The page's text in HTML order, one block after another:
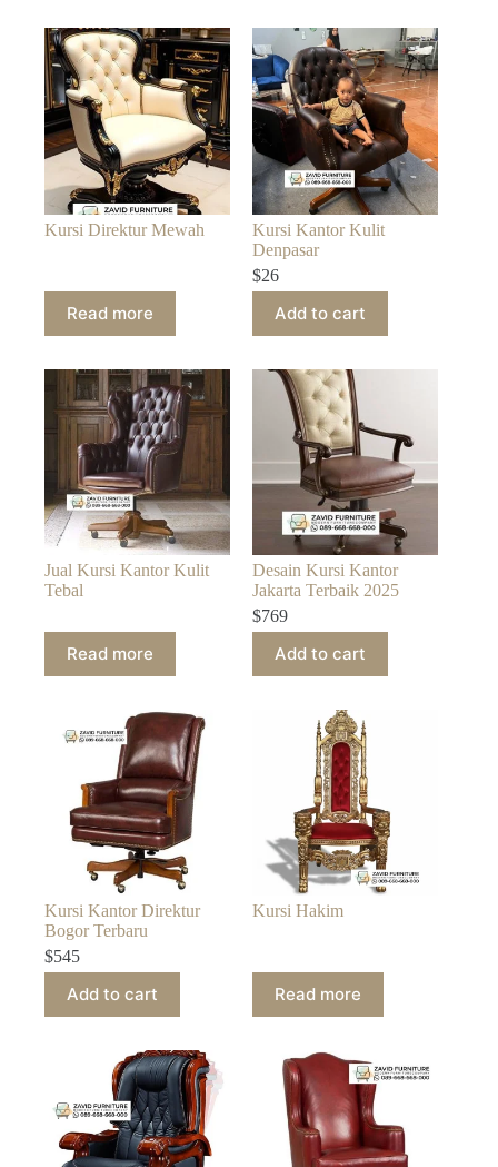
Kursi Direktur Mewah
Read more
Kursi Kantor Kulit
Denpasar
$26
Add to cart
Jual Kursi Kantor Kulit
Tebal
Read more
Desain Kursi Kantor
Jakarta Terbaik 2025
$769
Add to cart
Kursi Kantor Direktur
Bogor Terbaru
$545
Add to cart
Kursi Hakim
Read more